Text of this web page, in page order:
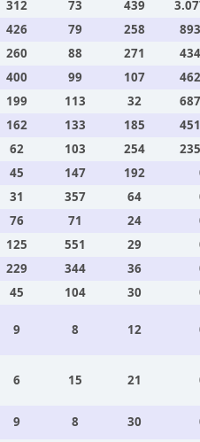
312 73 439
426 79 258
260 88 271
400 99 107
199 113 32
162 133 185
62 103 254
45 147 192
31 357 64
76 71 24
125 551 29
229 344 36
45 104 30
9 8 12
6 15 21
9 8 30